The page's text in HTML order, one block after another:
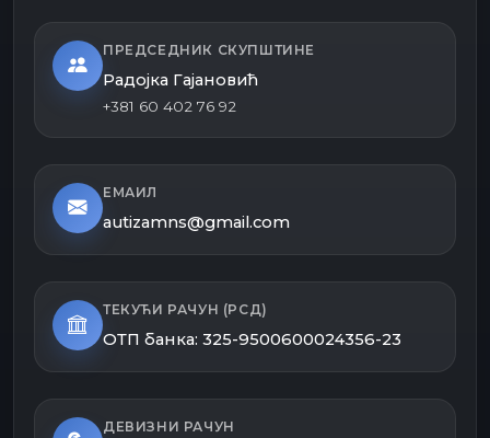
ПРЕДСЕДНИК СКУПШТИНЕ
Радојка Гајановић
+381 60 402 76 92
ЕМАИЛ
autizamns@gmail.com
ТЕКУЋИ РАЧУН (РСД)
ОТП банка: 325-9500600024356-23
ДЕВИЗНИ РАЧУН